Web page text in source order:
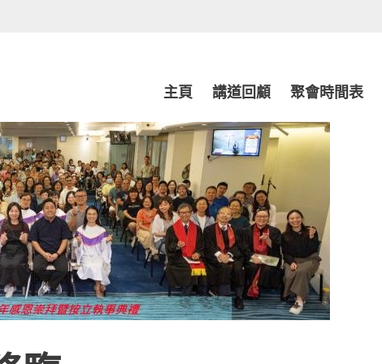
Skip
to
content
主頁 講道回顧 聚會時間表